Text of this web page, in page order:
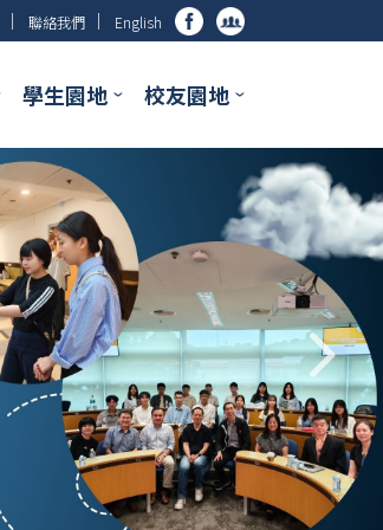
│ 聯絡我們 │ English
學生園地 校友園地